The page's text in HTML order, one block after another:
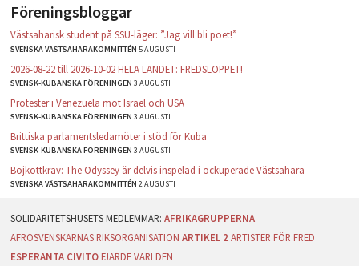
Föreningsbloggar
Västsaharisk student på SSU-läger: ”Jag vill bli poet!”
SVENSKA VÄSTSAHARAKOMMITTÉN5 AUGUSTI
2026-08-22 till 2026-10-02 HELA LANDET: FREDSLOPPET!
SVENSK-KUBANSKA FÖRENINGEN3 AUGUSTI
Protester i Venezuela mot Israel och USA
SVENSK-KUBANSKA FÖRENINGEN3 AUGUSTI
Brittiska parlamentsledamöter i stöd för Kuba
SVENSK-KUBANSKA FÖRENINGEN3 AUGUSTI
Bojkottkrav: The Odyssey är delvis inspelad i ockuperade Västsahara
SVENSKA VÄSTSAHARAKOMMITTÉN2 AUGUSTI
AFRIKAGRUPPERNA
AFROSVENSKARNAS RIKSORGANISATION ARTIKEL 2 ARTISTER FÖR FRED
ESPERANTA CIVITO FJÄRDE VÄRLDEN